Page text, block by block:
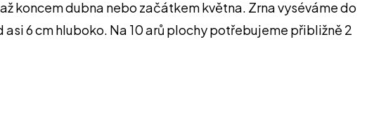
koncem dubna nebo začátkem května. Zrna vyséváme do
6 cm hluboko. Na 10 arů plochy potřebujeme přibližně 2